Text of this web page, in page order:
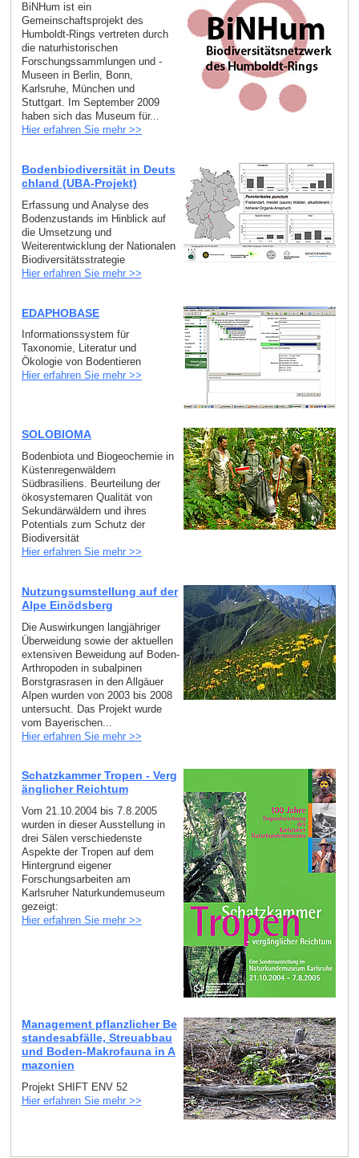
BiNHum ist ein
Gemeinschaftsprojekt des
Humboldt-Rings vertreten durch
die naturhistorischen
Forschungssammlungen und -
Museen in Berlin, Bonn,
Karlsruhe, München und
Stuttgart. Im September 2009
haben sich das Museum für...
Hier erfahren Sie mehr >>
Bodenbiodiversität in Deuts
chland (UBA-Projekt)
Erfassung und Analyse des
Bodenzustands im Hinblick auf
die Umsetzung und
Weiterentwicklung der Nationalen
Biodiversitätsstrategie
Hier erfahren Sie mehr >>
EDAPHOBASE
Informationssystem für
Taxonomie, Literatur und
Ökologie von Bodentieren
Hier erfahren Sie mehr >>
SOLOBIOMA
Bodenbiota und Biogeochemie in
Küstenregenwäldern
Südbrasiliens. Beurteilung der
ökosystemaren Qualität von
Sekundärwäldern und ihres
Potentials zum Schutz der
Biodiversität
Hier erfahren Sie mehr >>
Nutzungsumstellung auf der
Alpe Einödsberg
Die Auswirkungen langjähriger
Überweidung sowie der aktuellen
extensiven Beweidung auf Boden-
Arthropoden in subalpinen
Borstgrasrasen in den Allgäuer
Alpen wurden von 2003 bis 2008
untersucht. Das Projekt wurde
vom Bayerischen...
Hier erfahren Sie mehr >>
Schatzkammer Tropen - Verg
änglicher Reichtum
Vom 21.10.2004 bis 7.8.2005
wurden in dieser Ausstellung in
drei Sälen verschiedenste
Aspekte der Tropen auf dem
Hintergrund eigener
Forschungsarbeiten am
Karlsruher Naturkundemuseum
gezeigt:
Hier erfahren Sie mehr >>
Management pflanzlicher Be
standesabfälle, Streuabbau
und Boden-Makrofauna in A
mazonien
Projekt SHIFT ENV 52
Hier erfahren Sie mehr >>